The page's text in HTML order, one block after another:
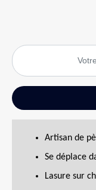
Artisan de
Se déplace
Lasure sur